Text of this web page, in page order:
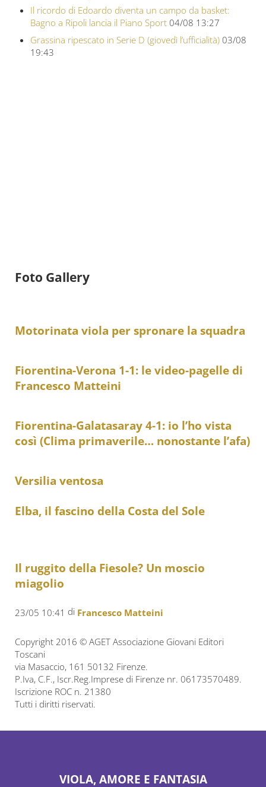
Il ricordo di Edoardo diventa un campo da basket:
Bagno a Ripoli lancia il Piano Sport 04/08 13:27
Grassina ripescato in Serie D (giovedì l’ufficialità) 03/08
19:43
Foto Gallery
Motorinata viola per spronare la squadra
Fiorentina-Verona 1-1: le video-pagelle di
Francesco Matteini
Fiorentina-Galatasaray 4-1: io l’ho vista
così (Clima primaverile… nonostante l’afa)
Versilia ventosa
Elba, il fascino della Costa del Sole
Il ruggito della Fiesole? Un moscio
miagolio
23/05 10:41 di Francesco Matteini
Copyright 2016 © AGET Associazione Giovani Editori
Toscani
via Masaccio, 161 50132 Firenze.
P.Iva, C.F., Iscr.Reg.Imprese di Firenze nr. 06173570489.
Iscrizione ROC n. 21380
Tutti i diritti riservati.
VIOLA, AMORE E FANTASIA